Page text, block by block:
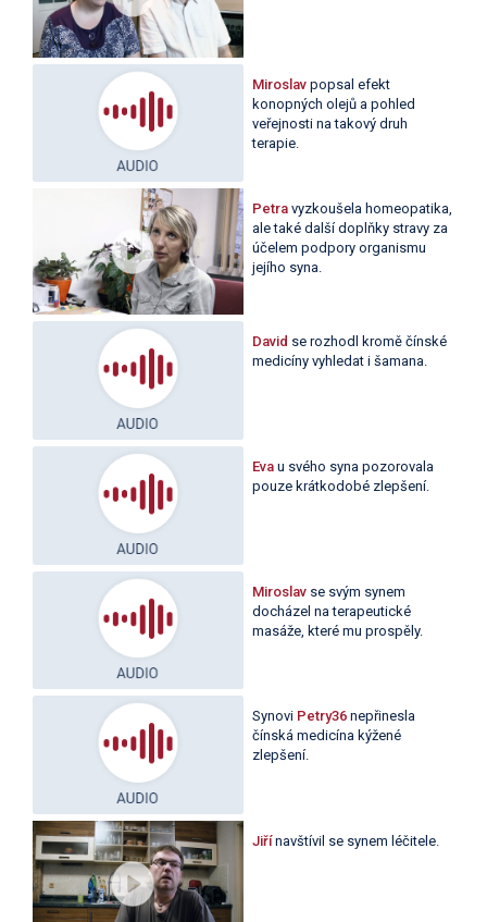
Miroslavpopsal efekt
konopných olejů a pohled
veřejnosti na takový druh
terapie.
Petra vyzkoušela homeopatika,
ale také další doplňky stravy za
účelem podpory organismu
jejího syna.
David se rozhodl kromě čínské
medicíny vyhledat i šamana.
Evau svého syna pozorovala
pouze krátkodobé zlepšení.
Miroslavse svým synem
docházel na terapeutické
masáže, které mu prospěly.
Synovi Petry36nepřinesla
čínská medicína kýžené
zlepšení.
Jiřínavštívil se synem léčitele.